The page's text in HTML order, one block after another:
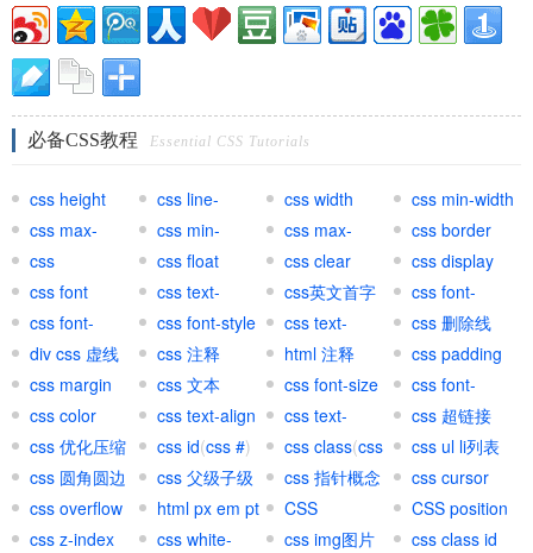
必备CSS教程 Essential CSS Tutorials
css height
css line-
height
css width
css min-width
css max-
width
css min-
height
css max-
height
css border
css
background
css float css clear
css display
css font
css text-
transform
css英文首字
母大写
css font-
variant
css font-
weight
css font-style
css text-
decoration
css 删除线
div css 虚线
css 注释 html 注释
css padding
css margin
css 文本 css font-size
css font-
family
css color css text-align
css text-
indent
css 超链接
(css a )
css 优化压缩 css id(css #) css class(css
.)
css ul li列表
css 圆角圆边
css 父级子级 css 指针概念
css cursor
css overflow
html px em pt
网页单位
CSS
important
CSS position
css z-index
css white-
css img图片
css class id